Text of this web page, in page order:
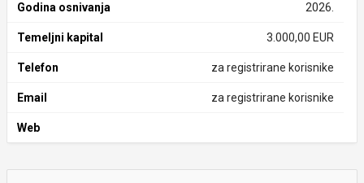
Godina osnivanja 2026.
Temeljni kapital 3.000,00 EUR
Telefon za registrirane korisnike
Email za registrirane korisnike
Web